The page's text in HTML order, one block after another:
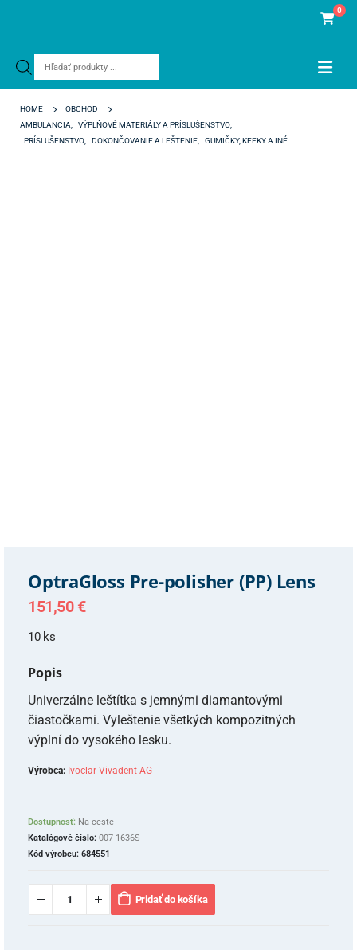
Products
0
HOME
OBCHOD
AMBULANCIA
VÝPLŇOVÉ MATERIÁLY A PRÍSLUŠENSTVO
PRÍSLUŠENSTVO
DOKONČOVANIE A LEŠTENIE GUMIČKY, KEFKY A INÉ
OptraGloss Pre-polisher (PP) Lens
151,50 €
10 ks
Popis
Univerzálne leštítka s jemnými diamantovými
čiastočkami. Vyleštenie všetkých kompozitných
výplní do vysokého lesku.
Výrobca: Ivoclar Vivadent AG
Dostupnosť: Na ceste
Katalógové číslo: 007-1636S
Kód výrobcu: 684551
Pridať do košíka